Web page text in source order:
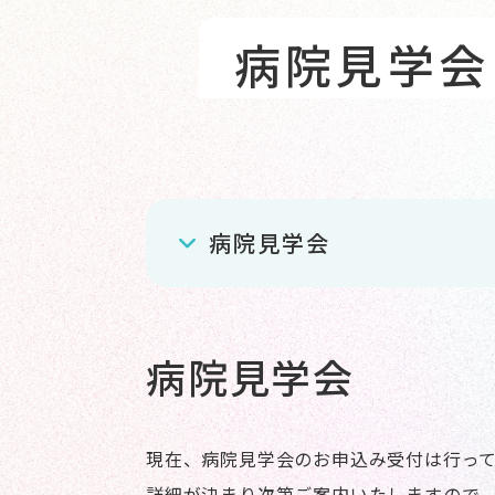
病院見学
病院見学会
病院見学会
現在、病院見学会のお申込み受付は行っ